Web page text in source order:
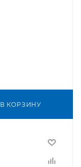
В КОРЗИНУ